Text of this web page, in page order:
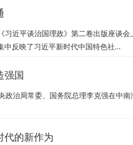
习近平谈治国理政》第二卷出版座谈
中反映了习近平新时代中国特色社...
强国
政治局常委、国务院总理李克强在中
代的新作为